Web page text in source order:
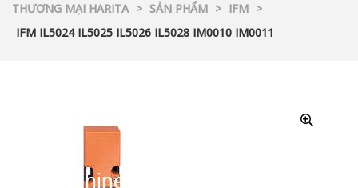
THƯƠNG MẠI HARITA > SẢN PHẨM > IFM >
IFM IL5024 IL5025 IL5026 IL5028 IM0010 IM0011